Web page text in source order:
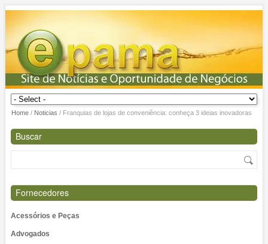
Home/ Noticias / Franquias de lojas de conveniência: conheça 3 ideias inovadoras
Buscar
Fornecedores
Acessórios e Peças
Advogados